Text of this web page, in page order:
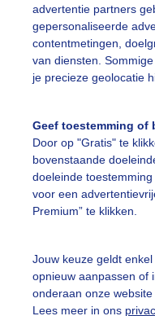
advertentie partners
gepersonaliseerde
contentmetingen,
van diensten.
je precieze geolocatie
Geef toestemming of
Door op "Gratis" te
bovenstaande
doeleinde
voor een
Premium” te klikken.
Jouw keuze geldt
opnieuw aanpassen of
onderaan onze
Lees meer in ons
vragen